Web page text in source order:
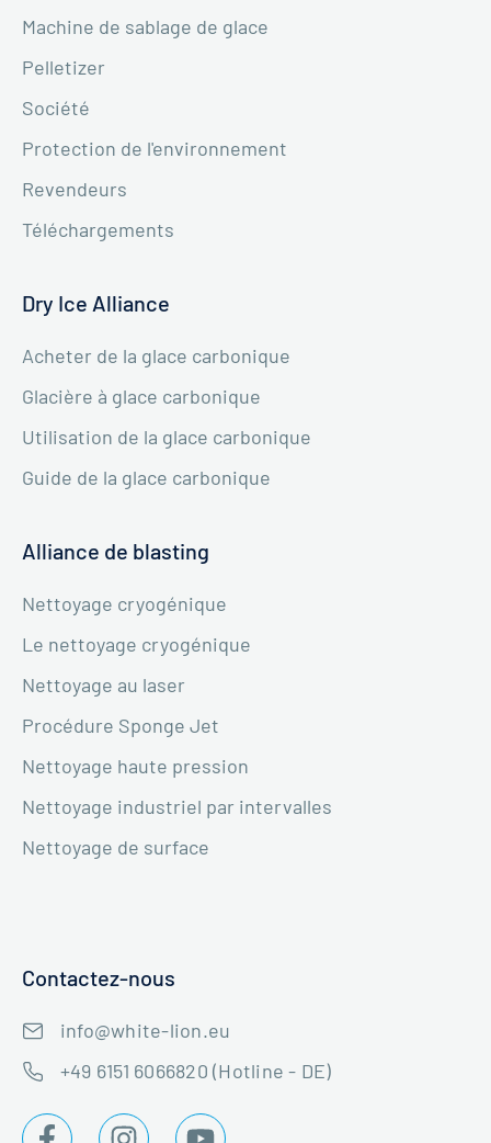
Machine de sablage de glace
Pelletizer
Société
Protection de l'environnement
Revendeurs
Téléchargements
Dry Ice Alliance
Acheter de la glace carbonique
Glacière à glace carbonique
Utilisation de la glace carbonique
Guide de la glace carbonique
Alliance de blasting
Nettoyage cryogénique
Le nettoyage cryogénique
Nettoyage au laser
Procédure Sponge Jet
Nettoyage haute pression
Nettoyage industriel par intervalles
Nettoyage de surface
Contactez-nous
info@white-lion.eu
+49 6151 6066820 (Hotline - DE)